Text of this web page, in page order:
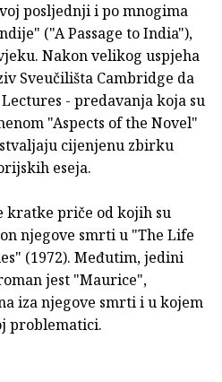
posljednji i po mnogima
("A Passage to India"),
Nakon velikog uspjeha
Sveučilišta Cambridge da
- predavanja koja su
"Aspects of the Novel"
cijenjenu zbirku
eseja.
kratke priče od kojih su
njegove smrti u "The Life
(1972). Međutim, jedini
jest "Maurice",
iza njegove smrti i u kojem
problematici.